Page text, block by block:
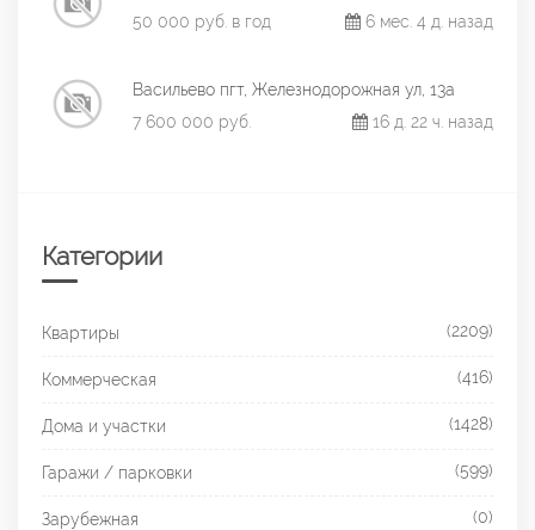
50 000 руб. в год
6 мес. 4 д. назад
Васильево пгт, Железнодорожная ул, 13а
7 600 000 руб.
16 д. 22 ч. назад
Категории
Квартиры (2209)
Коммерческая (416)
Дома и участки (1428)
Гаражи / парковки (599)
Зарубежная (0)